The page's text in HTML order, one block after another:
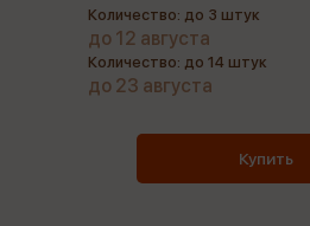
Количество: до 3 штук
до 12 августа
Количество: до 14 штук
до 23 августа
Купить